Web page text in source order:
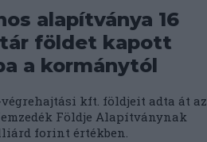
alapítványa 16
földet kapott
a kormánytól
kft. földjeit adta át az
Földje Alapítványnak
forint értékben.